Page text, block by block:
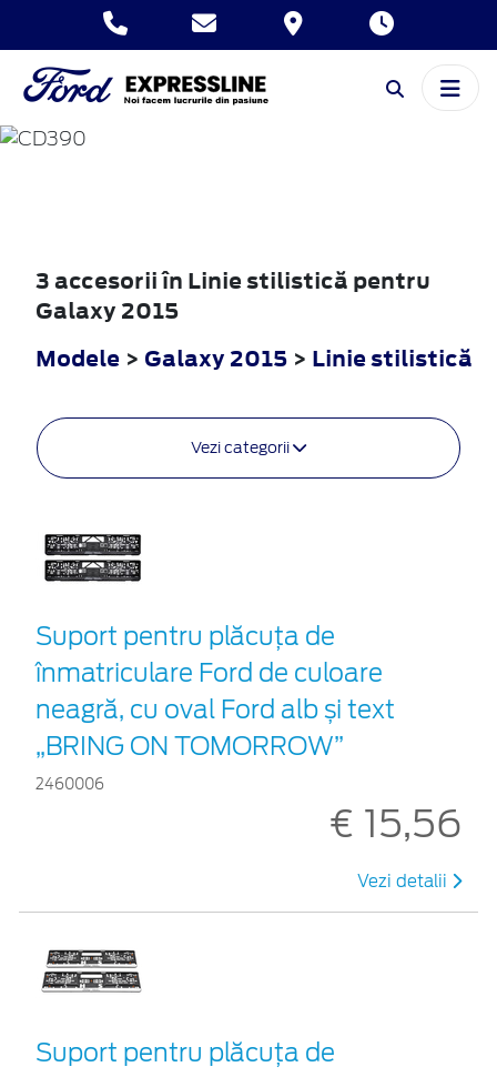
GALAXY
3 accesorii în Linie stilistică pentru
Galaxy 2015
Modele > Galaxy 2015 > Linie stilistică
Vezi categorii
Suport pentru plăcuța de
înmatriculare Ford de culoare
neagră, cu oval Ford alb și text
„BRING ON TOMORROW”
2460006
€ 15,56
Vezi detalii
Suport pentru plăcuța de